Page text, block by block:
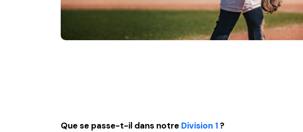
Que se passe-t-il dans notre Division 1?